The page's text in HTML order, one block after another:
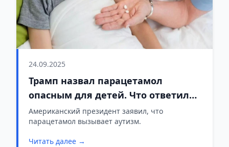
24.09.2025
Трамп назвал парацетамол
опасным для детей. Что ответили
медики
Американский президент заявил, что
парацетамол вызывает аутизм.
Читать далее →